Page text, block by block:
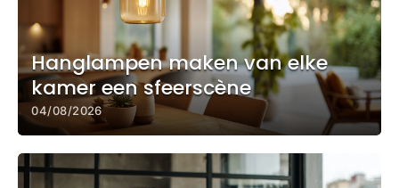
Hanglampen maken van elke
kamer een sfeerscène
04/08/2026